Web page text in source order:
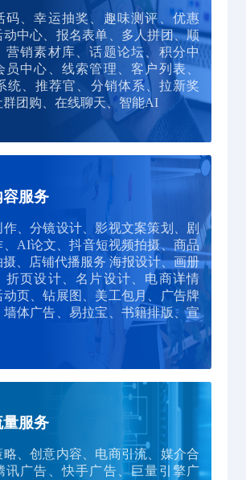
码、幸运抽奖、趣味测评、优惠
动中心、报名表单、多人拼团、顺
营销素材库、话题论坛、积分中
员中心、线索管理、客户列表、
统、推荐官、分销体系、拉新奖
群团购、在线聊天、智能AI
容服务
作、分镜设计、影视文案策划、剧
、AI论文、抖音短视频拍摄、商品
摄、店铺代播服务 海报设计、画册
折页设计、名片设计、电商详情
动页、钻展图、美工包月、广告牌
墙体广告、易拉宝、书籍排版、宣
量服务
略、创意内容、电商引流、媒介合
讯广告、快手广告、巨量引擎广